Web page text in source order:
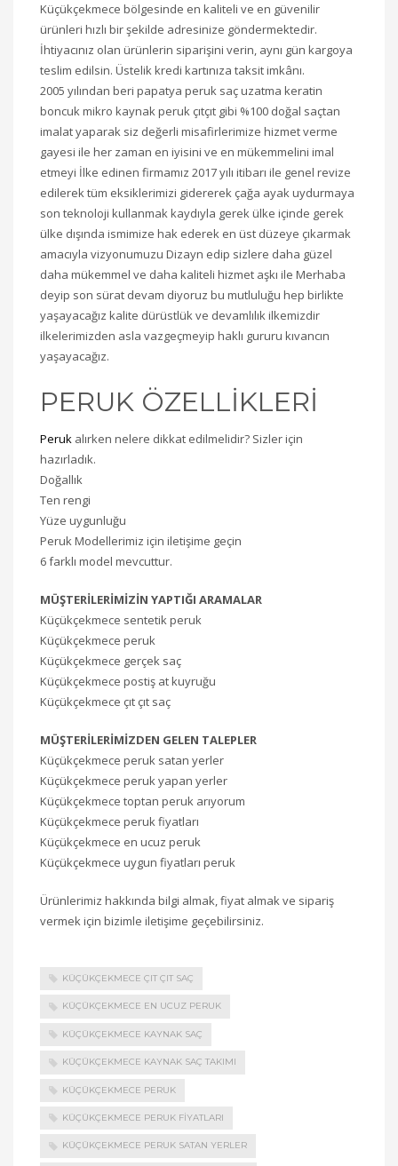
Küçükçekmece bölgesinde en kaliteli ve en güvenilir
ürünleri hızlı bir şekilde adresinize göndermektedir.
İhtiyacınız olan ürünlerin siparişini verin, aynı gün kargoya
teslim edilsin. Üstelik kredi kartınıza taksit imkânı.
2005 yılından beri papatya peruk saç uzatma keratin
boncuk mikro kaynak peruk çıtçıt gibi %100 doğal saçtan
imalat yaparak siz değerli misafirlerimize hizmet verme
gayesi ile her zaman en iyisini ve en mükemmelini imal
etmeyi İlke edinen firmamız 2017 yılı itibarı ile genel revize
edilerek tüm eksiklerimizi gidererek çağa ayak uydurmaya
son teknoloji kullanmak kaydıyla gerek ülke içinde gerek
ülke dışında ismimize hak ederek en üst düzeye çıkarmak
amacıyla vizyonumuzu Dizayn edip sizlere daha güzel
daha mükemmel ve daha kaliteli hizmet aşkı ile Merhaba
deyip son sürat devam diyoruz bu mutluluğu hep birlikte
yaşayacağız kalite dürüstlük ve devamlılık ilkemizdir
ilkelerimizden asla vazgeçmeyip haklı gururu kıvancın
yaşayacağız.
PERUK ÖZELLİKLERİ
Peruk alırken nelere dikkat edilmelidir? Sizler için
hazırladık.
Doğallık
Ten rengi
Yüze uygunluğu
Peruk Modellerimiz için iletişime geçin
6 farklı model mevcuttur.
MÜŞTERİLERİMİZİN YAPTIĞI ARAMALAR
Küçükçekmece sentetik peruk
Küçükçekmece peruk
Küçükçekmece gerçek saç
Küçükçekmece postiş at kuyruğu
Küçükçekmece çıt çıt saç
MÜŞTERİLERİMİZDEN GELEN TALEPLER
Küçükçekmece peruk satan yerler
Küçükçekmece peruk yapan yerler
Küçükçekmece toptan peruk arıyorum
Küçükçekmece peruk fiyatları
Küçükçekmece en ucuz peruk
Küçükçekmece uygun fiyatları peruk
Ürünlerimiz hakkında bilgi almak, fiyat almak ve sipariş
vermek için bizimle iletişime geçebilirsiniz.
KÜÇÜKÇEKMECE ÇIT ÇIT SAÇ
KÜÇÜKÇEKMECE EN UCUZ PERUK
KÜÇÜKÇEKMECE KAYNAK SAÇ
KÜÇÜKÇEKMECE KAYNAK SAÇ TAKIMI
KÜÇÜKÇEKMECE PERUK
KÜÇÜKÇEKMECE PERUK FIYATLARI
KÜÇÜKÇEKMECE PERUK SATAN YERLER